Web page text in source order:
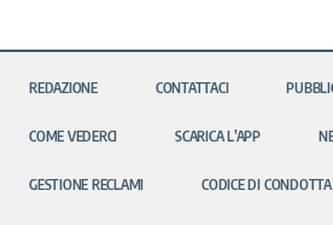
REDAZIONE CONTATTACI
COME VEDERCI SCARICA L’APP
GESTIONE RECLAMI CODICE DI CONDOTTA